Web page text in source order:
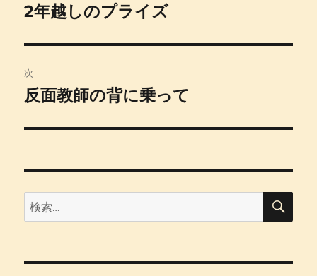
稿
ビ
ゲ
ー
ン
前
投
稿:
2年越しのプライズ
次
次
投
反面教師の背に乗って
検
索:
検